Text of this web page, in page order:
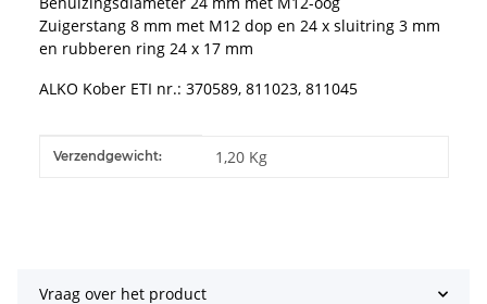
Zuigerstang 8 mm met M12 dop en 24 x sluitring 3 mm
en rubberen ring 24 x 17 mm
ALKO Kober ETI nr.: 370589, 811023, 811045
#productDetails.itemInformation#
#productDetails.itemValue#
Verzendgewicht: 1,20 Kg
Vraag over het product